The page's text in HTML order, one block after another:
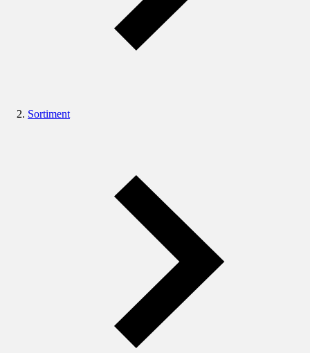
Sortiment